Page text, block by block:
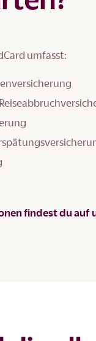
umfasst:
findest du auf